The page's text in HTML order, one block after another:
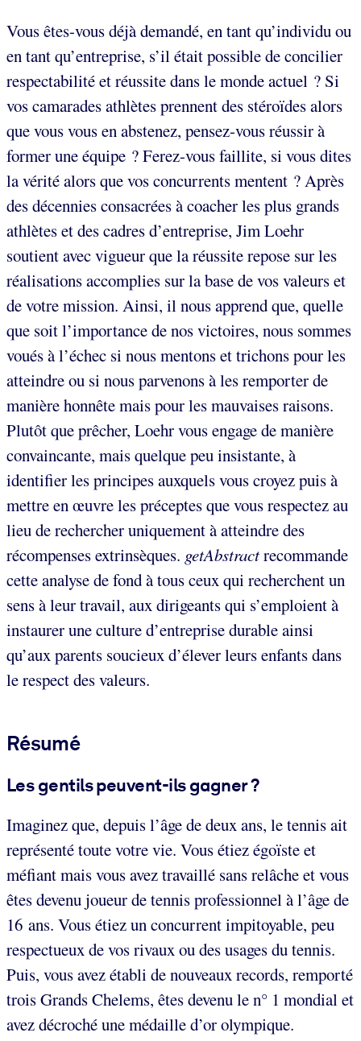
Vous êtes-vous déjà demandé, en tant qu’individu ou
en tant qu’entreprise, s’il était possible de concilier
respectabilité et réussite dans le monde actuel ? Si
vos camarades athlètes prennent des stéroïdes alors
que vous vous en abstenez, pensez-vous réussir à
former une équipe ? Ferez-vous faillite, si vous dites
la vérité alors que vos concurrents mentent ? Après
des décennies consacrées à coacher les plus grands
athlètes et des cadres d’entreprise, Jim Loehr
soutient avec vigueur que la réussite repose sur les
réalisations accomplies sur la base de vos valeurs et
de votre mission. Ainsi, il nous apprend que, quelle
que soit l’importance de nos victoires, nous sommes
voués à l’échec si nous mentons et trichons pour les
atteindre ou si nous parvenons à les remporter de
manière honnête mais pour les mauvaises raisons.
Plutôt que prêcher, Loehr vous engage de manière
convaincante, mais quelque peu insistante, à
identifier les principes auxquels vous croyez puis à
mettre en œuvre les préceptes que vous respectez au
lieu de rechercher uniquement à atteindre des
récompenses extrinsèques. getAbstractrecommande
cette analyse de fond à tous ceux qui recherchent un
sens à leur travail, aux dirigeants qui s’emploient à
instaurer une culture d’entreprise durable ainsi
qu’aux parents soucieux d’élever leurs enfants dans
le respect des valeurs.
Résumé
Les gentils peuvent-ils gagner ?
Imaginez que, depuis l’âge de deux ans, le tennis ait
représenté toute votre vie. Vous étiez égoïste et
méfiant mais vous avez travaillé sans relâche et vous
êtes devenu joueur de tennis professionnel à l’âge de
16 ans. Vous étiez un concurrent impitoyable, peu
respectueux de vos rivaux ou des usages du tennis.
Puis, vous avez établi de nouveaux records, remporté
trois Grands Chelems, êtes devenu le n° 1 mondial et
avez décroché une médaille d’or olympique.